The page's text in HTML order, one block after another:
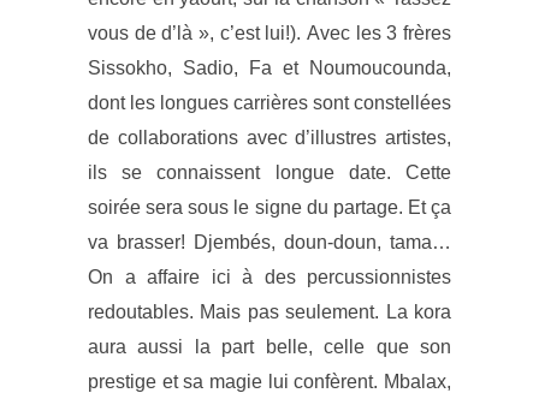
vous de d’là », c’est lui!). Avec les 3 frères
Sissokho, Sadio, Fa et Noumoucounda,
dont les longues carrières sont constellées
de collaborations avec d’illustres artistes,
ils se connaissent longue date. Cette
soirée sera sous le signe du partage. Et ça
va brasser! Djembés, doun-doun, tama…
On a affaire ici à des percussionnistes
redoutables. Mais pas seulement. La kora
aura aussi la part belle, celle que son
prestige et sa magie lui confèrent. Mbalax,